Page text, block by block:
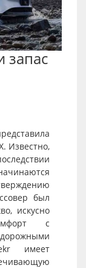
запас
Известно,
был
искусно
с
имеет